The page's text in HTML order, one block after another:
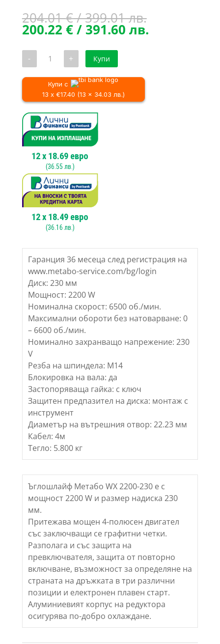
204.01€/ 399.01 лв.Original
price
was:
200.22 €/ 391.60 лв.Текущата
цена
- количество
Ъглошлайф
Metabo
WX
2200-
230,
230mm
+ Купи
Купи с
13 x €17.40 (13 x 34.03 лв.)
12x 18.69 евро
(36.55 лв.)
12x 18.49 евро
(36.16 лв.)
Гаранция 36 месеца след регистрация на
www.metabo-service.com/bg/login
Диск: 230 мм
Мощност: 2200 W
Номинална скорост: 6500 об./мин.
Максимални обороти без натоварване: 0
– 6600 об./мин.
Номинално захранващо напрежение: 230
V
Резба на шпиндела: M14
Блокировка на вала: да
Застопоряваща гайка: с ключ
Защитен предпазител на диска: монтаж с
инструмент
Диаметър на вътрешния отвор: 22.23 мм
Кабел: 4м
Тегло: 5.800 кг
Ъглошлайф Метабо WX 2200-230 е с
мощност 2200 W и размер надиска 230
мм.
Притежава мощен 4-полюсен двигател
със заключващи се графитни четки.
Разполага и със защита на
превключвателя, защита от повторно
включване, възможност за определяне на
страната на дръжката в три различни
позиции и електронен плавен старт.
Алуминиевият корпус на редуктора
осигурява по-добро охлаждане.